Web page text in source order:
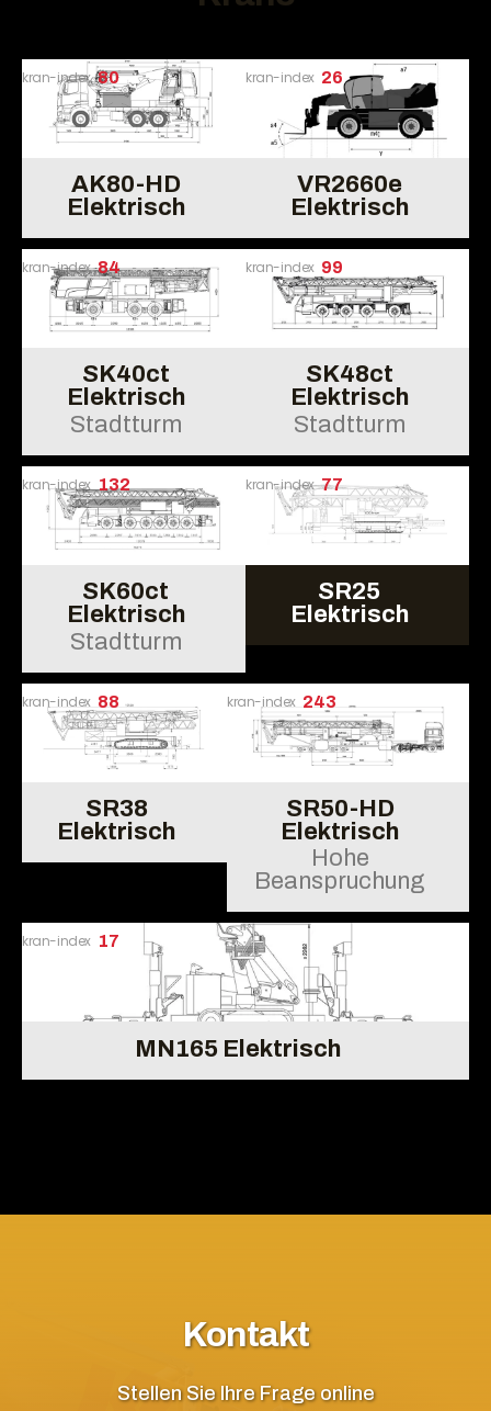
kran-index 80
AK80-HD
Elektrisch
kran-index 26
VR2660e
Elektrisch
kran-index 84
SK40ct
Elektrisch
Stadtturm
kran-index 99
SK48ct
Elektrisch
Stadtturm
kran-index 132
SK60ct
Elektrisch
Stadtturm
kran-index 77
SR25
Elektrisch
kran-index 88
SR38
Elektrisch
kran-index 243
SR50-HD
Elektrisch
Hohe
Beanspruchung
kran-index 17
MN165 Elektrisch
Kontakt
Stellen Sie Ihre Frage online